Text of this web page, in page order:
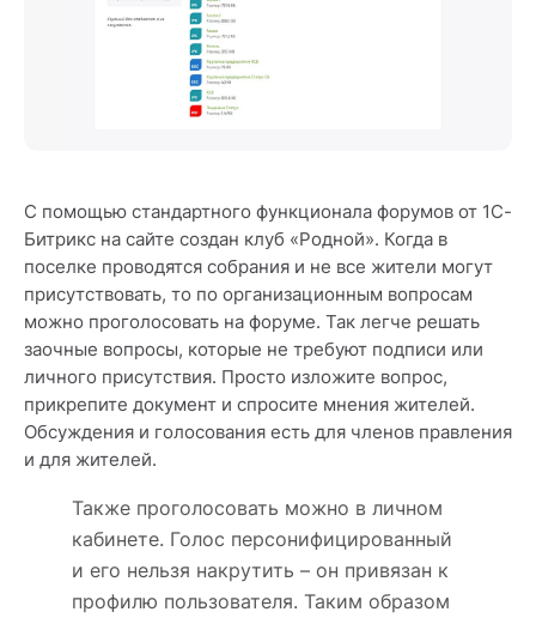
С помощью стандартного функционала форумов от 1С-
Битрикс на сайте создан клуб «Родной». Когда в
поселке проводятся собрания и не все жители могут
присутствовать, то по организационным вопросам
можно проголосовать на форуме. Так легче решать
заочные вопросы, которые не требуют подписи или
личного присутствия. Просто изложите вопрос,
прикрепите документ и спросите мнения жителей.
Обсуждения и голосования есть для членов правления
и для жителей.
Также проголосовать можно в личном
кабинете. Голос персонифицированный
и его нельзя накрутить – он привязан к
профилю пользователя. Таким образом